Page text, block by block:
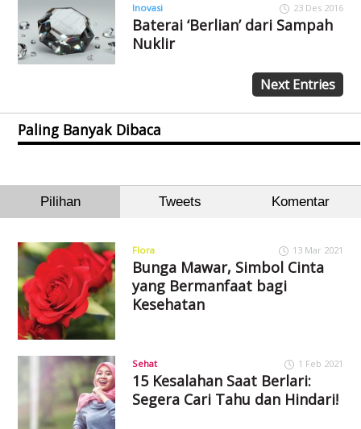
Inovasi 23 Des 2016
Baterai ‘Berlian’ dari Sampah
Nuklir
Next Entries
Paling Banyak Dibaca
Pilihan Tweets Komentar
Flora 13 Mar 2021
Bunga Mawar, Simbol Cinta
yang Bermanfaat bagi
Kesehatan
Sehat 1 Feb 2021
15 Kesalahan Saat Berlari:
Segera Cari Tahu dan Hindari!